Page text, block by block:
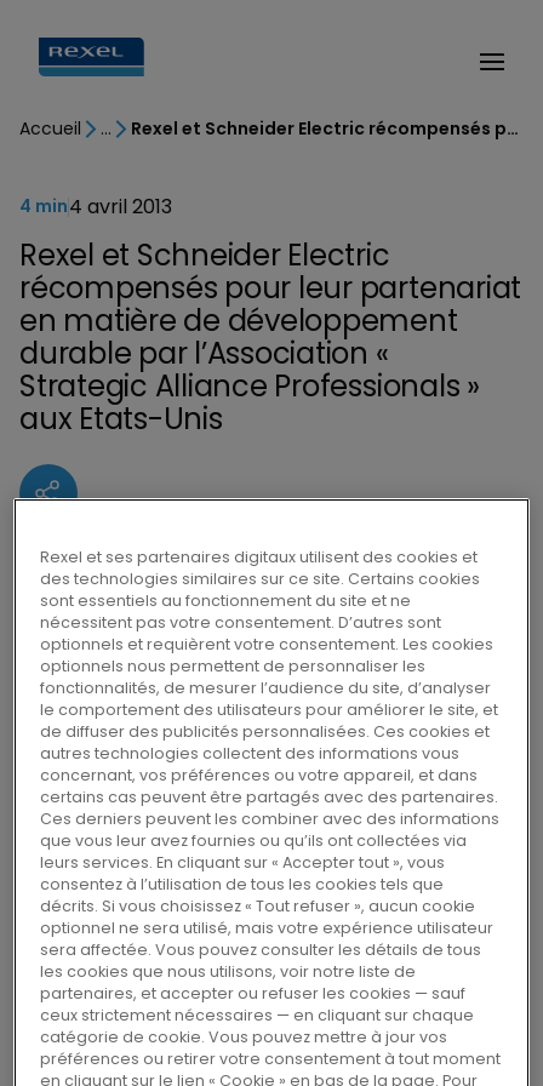
Accueil Rexel et Schneider Electric récompensés pour leur partenariat en matière de développement durable par l’Association « Strategic Alliance Professionals » aux Etats-Unis
Rexel et Schneider Electric
récompensés pour leur partenariat
en matière de développement
durable par l’Association «
Strategic Alliance Professionals »
aux Etats-Unis
4 min4 avril 2013
Rexel, un leader mondial de la
distribution de produits et de services
durables et innovants pour les
automatismes, l’expertise technique et
la gestion de l’énergie, a été l’un des
partenaires distingués dans le cadre
d’un prix remis à Schneider Electric lors
de la conférence annuelle organisée par
l’Association of Strategic Alliance
Professionals (ASAP) qui s’est tenue en
mars 2013 à Orlando, aux Etats-Unis. Le
prix récompensait les capacités de
gestion de partenariat en matière de
responsabilité sociale d’entreprise.
L’ASAP, une association professionnelle qui a
Rexel et ses partenaires digitaux utilisent des cookies et
des technologies similaires sur ce site. Certains cookies
sont essentiels au fonctionnement du site et ne
nécessitent pas votre consentement. D’autres sont
optionnels et requièrent votre consentement. Les cookies
optionnels nous permettent de personnaliser les
fonctionnalités, de mesurer l’audience du site, d’analyser
le comportement des utilisateurs pour améliorer le site, et
de diffuser des publicités personnalisées. Ces cookies et
autres technologies collectent des informations vous
concernant, vos préférences ou votre appareil, et dans
certains cas peuvent être partagés avec des partenaires.
Ces derniers peuvent les combiner avec des informations
que vous leur avez fournies ou qu’ils ont collectées via
leurs services. En cliquant sur « Accepter tout », vous
consentez à l’utilisation de tous les cookies tels que
décrits. Si vous choisissez « Tout refuser », aucun cookie
optionnel ne sera utilisé, mais votre expérience utilisateur
sera affectée. Vous pouvez consulter les détails de tous
les cookies que nous utilisons, voir notre liste de
partenaires, et accepter ou refuser les cookies — sauf
ceux strictement nécessaires — en cliquant sur chaque
catégorie de cookie. Vous pouvez mettre à jour vos
préférences ou retirer votre consentement à tout moment
en cliquant sur le lien « Cookie » en bas de la page. Pour